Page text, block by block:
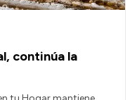
continúa la